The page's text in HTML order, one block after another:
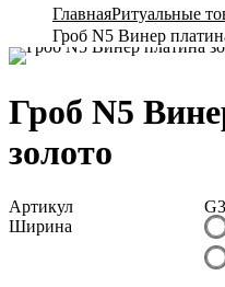
ГлавнаяРитуальные
Гроб N5 Винер
Гроб N5
золото
Артикул
Ширина